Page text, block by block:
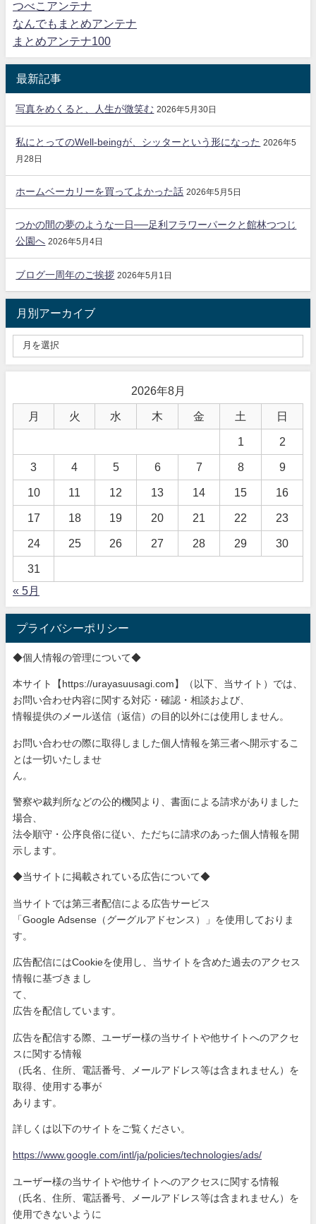
つべこアンテナ
なんでもまとめアンテナ
まとめアンテナ100
最新記事
写真をめくると、人生が微笑む 2026年5月30日
私にとってのWell-beingが、シッターという形になった 2026年5
月28日
ホームベーカリーを買ってよかった話 2026年5月5日
つかの間の夢のような一日──足利フラワーパークと館林つつじ
公園へ 2026年5月4日
ブログ一周年のご挨拶 2026年5月1日
月別アーカイブ
2026年8月
月 火 水 木 金 土 日
1 2
3 4 5 6 7 8 9
10 11 12 13 14 15 16
17 18 19 20 21 22 23
24 25 26 27 28 29 30
31
« 5月
プライバシーポリシー
◆個人情報の管理について◆
本サイト【https://urayasuusagi.com】（以下、当サイト）では、
お問い合わせ内容に関する対応・確認・相談および、
情報提供のメール送信（返信）の目的以外には使用しません。
お問い合わせの際に取得しました個人情報を第三者へ開示するこ
と は一切いたしませ
ん。
警察や裁判所などの公的機関より、書面による請求がありました
場合、
法令順守・公序良俗に従い、ただちに請求のあった個人情報を開
示 します。
◆当サイトに掲載されている広告について◆
当サイトでは第三者配信による広告サービス
「Google Adsense（グーグルアドセンス）」を使用しておりま
す。
広告配信にはCookieを使用し、当サイトを含めた過去のアク セス
情報に基づきまし
て、
広告を配信しています。
広告を配信する際、ユーザー様の当サイトや他サイトへのアクセ
ス に関する情報
（氏名、住所、電話番号、メールアドレス等は含まれません）を
取得、使用する事が
あります。
詳しくは以下のサイトをご覧ください。
https://www.google.com/intl/ja/policies/technologies/ads/
ユーザー様の当サイトや他サイトへのアクセスに関する情報
（氏名、住所、電話番号、メールアドレス等は含まれません）を
使 用できないように